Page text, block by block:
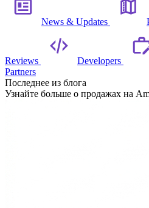
News & Updates
Reviews Developers
Partners
Последнее из блога
Узнайте больше о продажах на